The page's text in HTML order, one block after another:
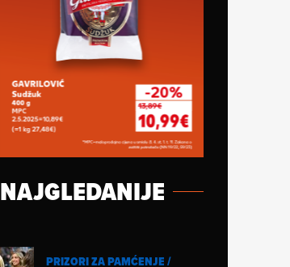
NAJGLEDANIJE
PRIZORI ZA PAMĆENJE/